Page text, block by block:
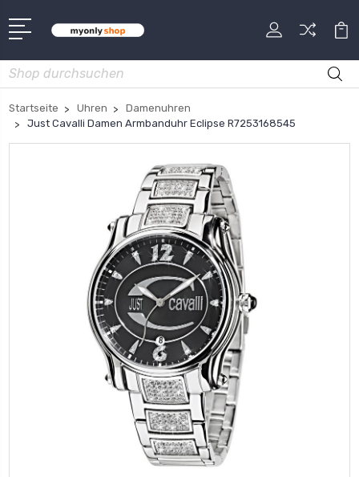
Suche
Startseite Uhren
Damenuhren
Just Cavalli Damen Armbanduhr Eclipse R7253168545